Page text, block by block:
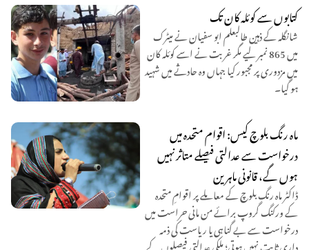
کتابوں سے کوئلہ کان تک
شانگلہ کے ذہین طالبعلم ابو سفیان نے میٹرک
میں 865 نمبر لیے مگر غربت نے اسے کوئلہ کان
میں مزدوری پر مجبور کیا جہاں وہ حادثے میں شہید
ہو گیا۔
ماہ رنگ بلوچ کیس: اقوام متحدہ میں
درخواست سے عدالتی فیصلے متاثر نہیں
ہوں گے، قانونی ماہرین
ڈاکٹر ماہ رنگ بلوچ کے معاملے پر اقوامِ متحدہ
کے ورکنگ گروپ برائے من مانی حراست میں
درخواست سے بے گناہی یا ریاست کی ذمہ
داری ثابت نہیں ہوتی؛ ملکی عدالتی فیصلوں کے